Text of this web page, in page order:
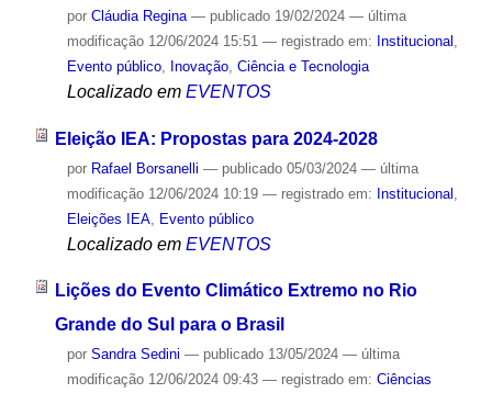
por Cláudia Regina — publicado19/02/2024 — última
modificação12/06/2024 15:51 — registrado em: Institucional ,
Evento público, Inovação, Ciência e Tecnologia
Localizado em EVENTOS
Eleição IEA: Propostas para 2024-2028
por Rafael Borsanelli — publicado05/03/2024 — última
modificação12/06/2024 10:19 — registrado em: Institucional
Eleições IEA, Evento público
Localizado em EVENTOS
Lições do Evento Climático Extremo no Rio
Grande do Sul para o Brasil
por Sandra Sedini — publicado13/05/2024 — última
modificação12/06/2024 09:43 — registrado em: Ciências